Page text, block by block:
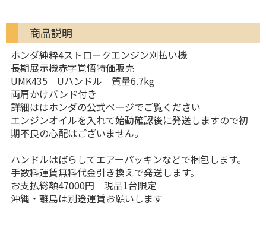
商品説明
ホンダ純粋4ストロークエンジン刈払い機
長期展示機赤字覚悟特価販売
UMK435 Uハンドル 質量6.7kg
両肩かけバンド付き
詳細ははホンダの公式ページでご覧ください
エンジンオイルを入れて始動確認後に発送しますので初
期不良の心配はございません。
ハンドルはばらしてエアーパッキンなどで梱包します。
手数料運賃無料代金引き換えで発送します。
お支払総額47000円 現品1台限定
沖縄・離島は別途運賃お願いします